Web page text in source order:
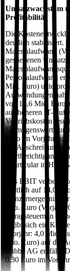
Umsatzwachstum
Profitabilität
Die
deutlich stabilisiert.
Materialaufwand
gestiegenen
Personalaufwand
Mio. Euro)
Aufwendungen
von 18,6 Mio. Euro
aus höheren IT-
Vertriebskosten
Vermögenswerte
Euro im Vorjahr
der
Wertberichtigungen
smarticular in Höhe
Das EBIT
deutlich auf 14,0
Konzernergebnis
Mio. Euro (Vorjahr:
Ertragsteuern in
ergibt sich ein
(Vorjahr: 4,0 Mio.
Mio. Euro) auf die
Lübbe AG entfällt.
0,30 Euro im